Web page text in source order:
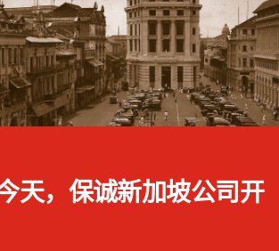
天，保诚新加坡公司开